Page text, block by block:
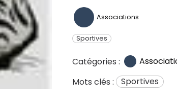
Associations
Sportives
Catégories :
Mots clés :
Sportives